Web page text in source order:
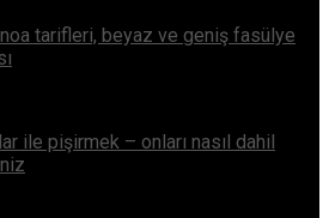
tarifleri, beyaz ve geniş fasülye
ile pişirmek – onları nasıl dahil